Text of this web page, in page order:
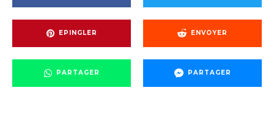
EPINGLER ENVOYER
PARTAGER PARTAGER